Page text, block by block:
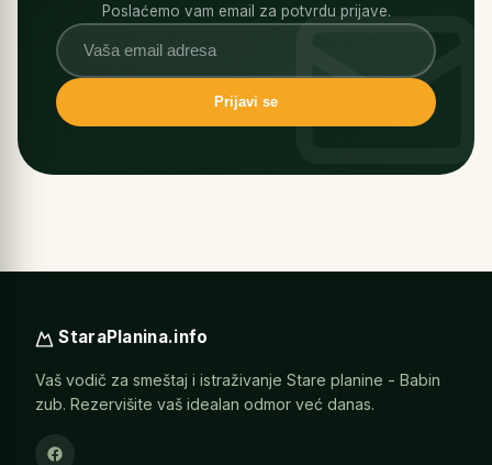
Poslaćemo vam email za potvrdu prijave.
Prijavi se
StaraPlanina.info
Vaš vodič za smeštaj i istraživanje Stare planine - Babin
zub. Rezervišite vaš idealan odmor već danas.